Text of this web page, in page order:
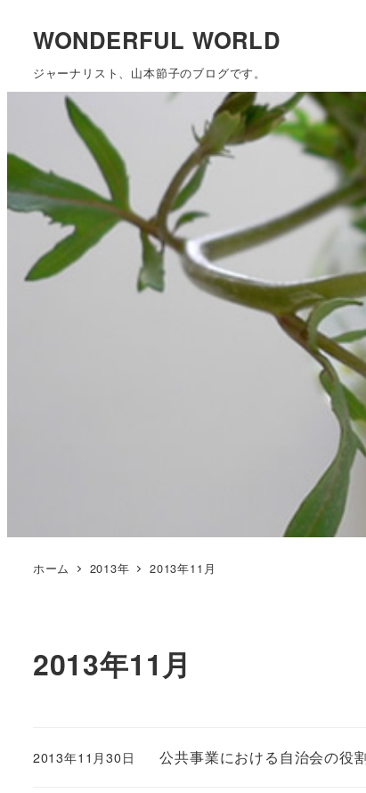
WONDERFUL WORLD
ジャーナリスト、山本節子のブログです。
ホーム 2013年 2013年11月
2013年11月
公共事業における自治会の
2013年11月30日